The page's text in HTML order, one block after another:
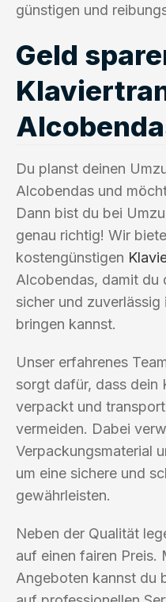
günstigen und
Geld
Du planst deinen
Alcobendas und
Dann bist du bei
genau richtig! Wir
kostengünstigen
Alcobendas, damit du
sicher und zuverlässig
bringen kannst.
Unser erfahrenes
sorgt dafür, dass dein
verpackt und
vermeiden. Dabei
Verpackungsmaterial
um eine sichere und
gewährleisten.
Neben der Qualität
auf einen fairen Preis.
Angeboten kannst du